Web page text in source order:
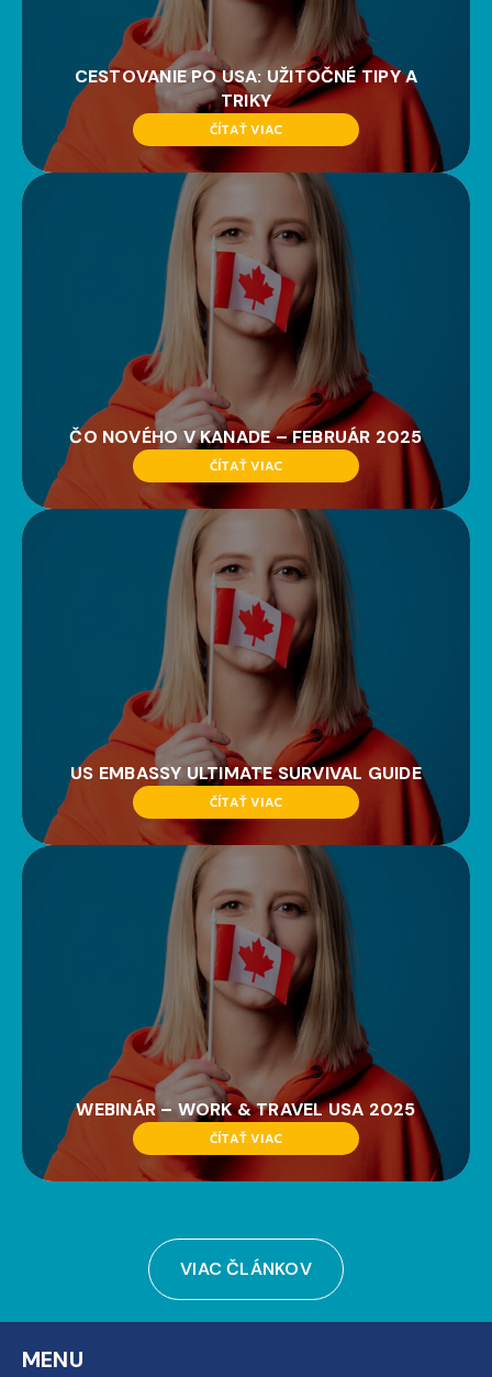
CESTOVANIE PO USA: UŽITOČNÉ TIPY A
TRIKY
ČÍTAŤ VIAC
ČO NOVÉHO V KANADE – FEBRUÁR 2025
ČÍTAŤ VIAC
US EMBASSY ULTIMATE SURVIVAL GUIDE
ČÍTAŤ VIAC
WEBINÁR – WORK & TRAVEL USA 2025
ČÍTAŤ VIAC
VIAC ČLÁNKOV
MENU